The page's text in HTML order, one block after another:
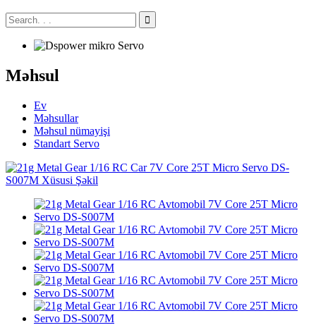
Məhsul
Ev
Məhsullar
Məhsul nümayişi
Standart Servo